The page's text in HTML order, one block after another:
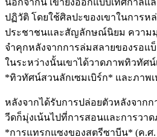
ปฏิวัติ โดยใช้ศิลปะของเขาในการ
ประชาชนและสัญลักษณ์นิยม ความมุ่
จำคุกหลังจากการล่มสลายของรอแบ็
ในระหว่างนั้นเขาได้วาดภาพทิวทัศน์
*ทิวทัศน์สวนลักเซมเบิร์ก* และภาพ
หลังจากได้รับการปล่อยตัวหลังจาก
วีดก็มุ่งเน้นไปที่การสอนและการวา
*การแทรกแซงของสตรีซาบีน* (ค.ศ